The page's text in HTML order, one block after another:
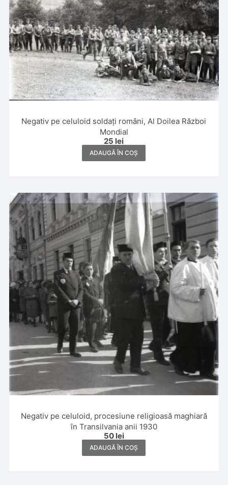
Negativ pe celuloid soldați români, Al Doilea Război
Mondial
25 lei
ADAUGĂ ÎN COȘ
Negativ pe celuloid, procesiune religioasă maghiară
în Transilvania anii 1930
50 lei
ADAUGĂ ÎN COȘ